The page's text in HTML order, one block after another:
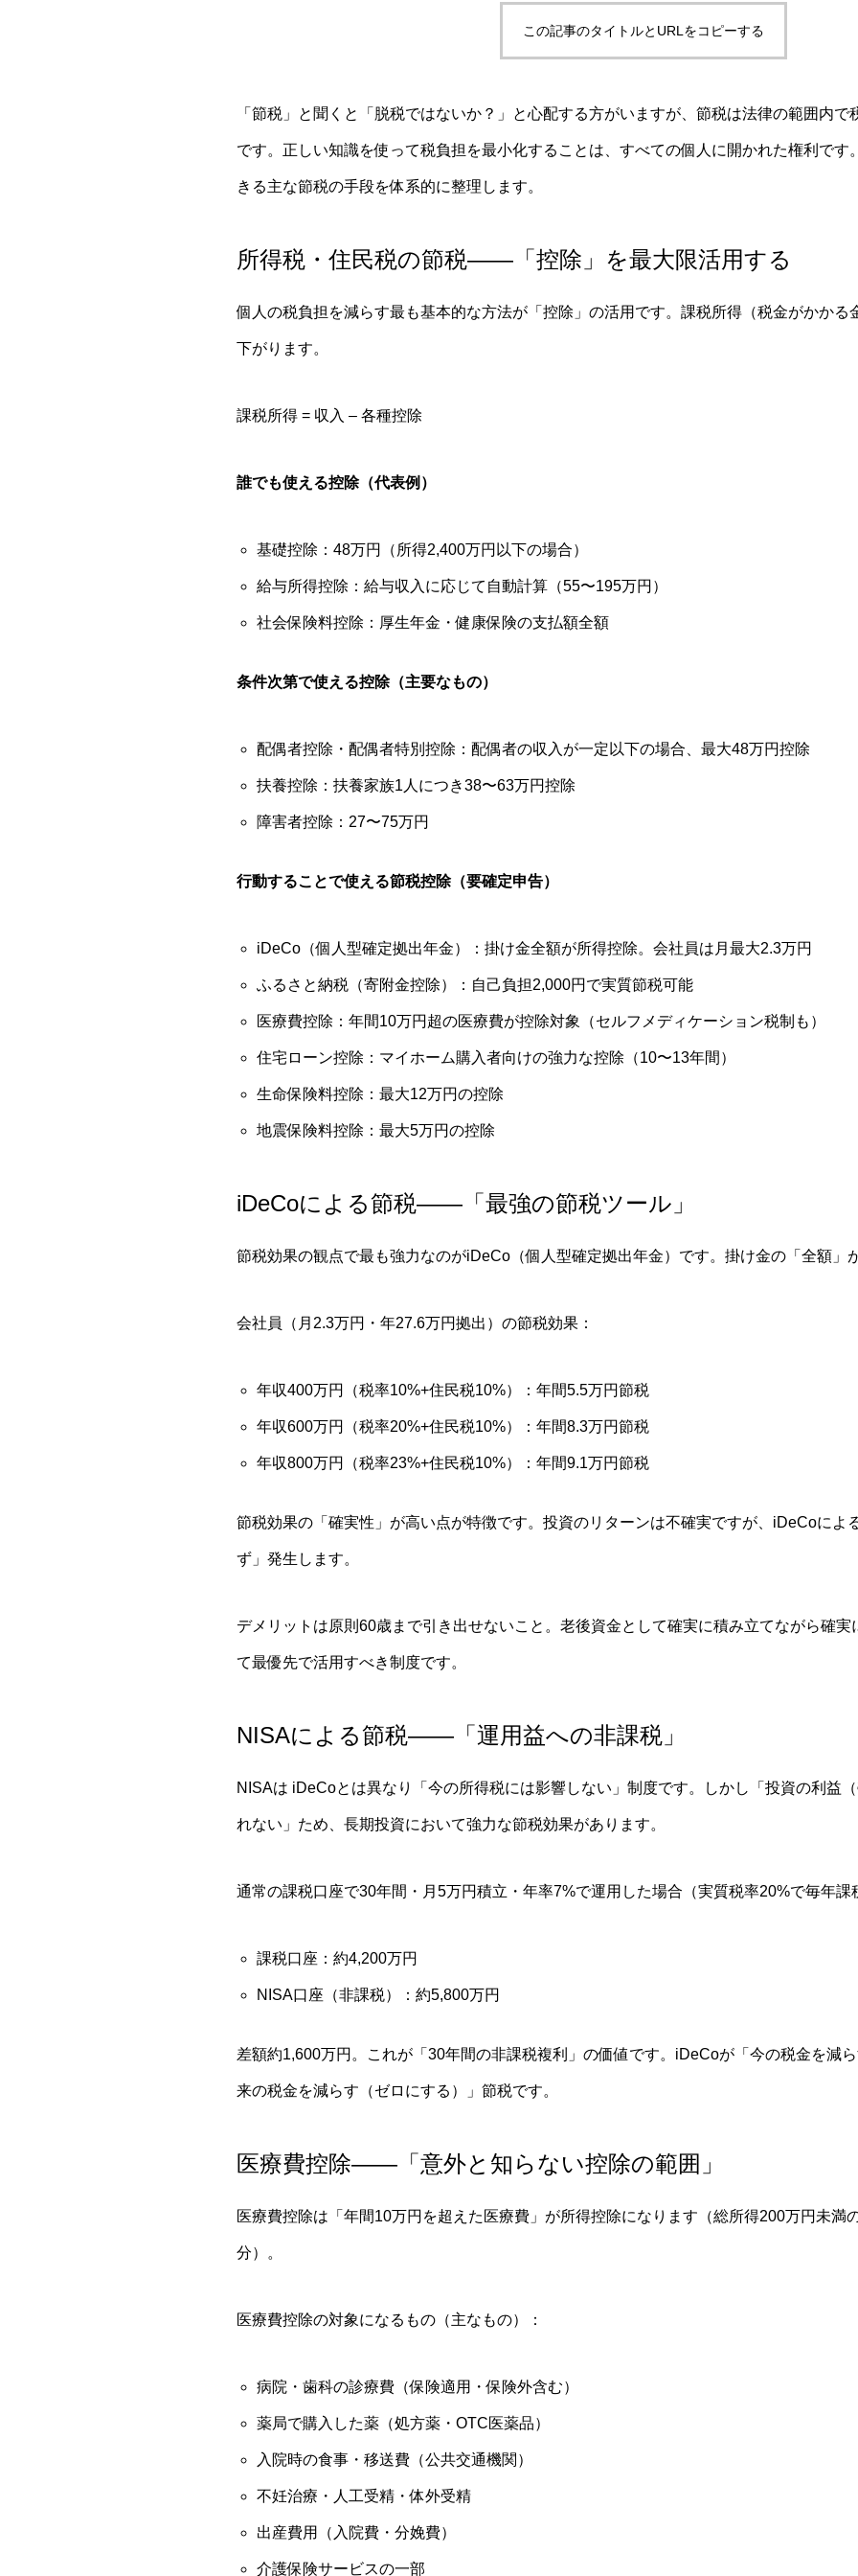
この記事のタイトルとURLをコピーする
「節税」と聞くと「脱税ではないか？」と心配する方がいますが、節税は法律の範囲内で
です。正しい知識を使って税負担を最小化することは、すべての個人に開かれた権利です
きる主な節税の手段を体系的に整理します。
所得税・住民税の節税——「控除」を最大限活用する
個人の税負担を減らす最も基本的な方法が「控除」の活用です。課税所得（税金がかかる
下がります。
課税所得 = 収入 – 各種控除
誰でも使える控除（代表例）
基礎控除：48万円（所得2,400万円以下の場合）
給与所得控除：給与収入に応じて自動計算（55〜195万円）
社会保険料控除：厚生年金・健康保険の支払額全額
条件次第で使える控除（主要なもの）
配偶者控除・配偶者特別控除：配偶者の収入が一定以下の場合、最大48万円控除
扶養控除：扶養家族1人につき38〜63万円控除
障害者控除：27〜75万円
行動することで使える節税控除（要確定申告）
iDeCo（個人型確定拠出年金）：掛け金全額が所得控除。会社員は月最大2.3万円
ふるさと納税（寄附金控除）：自己負担2,000円で実質節税可能
医療費控除：年間10万円超の医療費が控除対象（セルフメディケーション税制も）
住宅ローン控除：マイホーム購入者向けの強力な控除（10〜13年間）
生命保険料控除：最大12万円の控除
地震保険料控除：最大5万円の控除
iDeCoによる節税——「最強の節税ツール」
節税効果の観点で最も強力なのがiDeCo（個人型確定拠出年金）です。掛け金の「全額」
会社員（月2.3万円・年27.6万円拠出）の節税効果：
年収400万円（税率10%+住民税10%）：年間5.5万円節税
年収600万円（税率20%+住民税10%）：年間8.3万円節税
年収800万円（税率23%+住民税10%）：年間9.1万円節税
節税効果の「確実性」が高い点が特徴です。投資のリターンは不確実ですが、iDeCoによ
ず」発生します。
デメリットは原則60歳まで引き出せないこと。老後資金として確実に積み立てながら確実
て最優先で活用すべき制度です。
NISAによる節税——「運用益への非課税」
NISAは iDeCoとは異なり「今の所得税には影響しない」制度です。しかし「投資の利益
れない」ため、長期投資において強力な節税効果があります。
通常の課税口座で30年間・月5万円積立・年率7%で運用した場合（実質税率20%で毎年課
課税口座：約4,200万円
NISA口座（非課税）：約5,800万円
差額約1,600万円。これが「30年間の非課税複利」の価値です。iDeCoが「今の税金を減
来の税金を減らす（ゼロにする）」節税です。
医療費控除——「意外と知らない控除の範囲」
医療費控除は「年間10万円を超えた医療費」が所得控除になります（総所得200万円未満
分）。
医療費控除の対象になるもの（主なもの）：
病院・歯科の診療費（保険適用・保険外含む）
薬局で購入した薬（処方薬・OTC医薬品）
入院時の食事・移送費（公共交通機関）
不妊治療・人工受精・体外受精
出産費用（入院費・分娩費）
介護保険サービスの一部